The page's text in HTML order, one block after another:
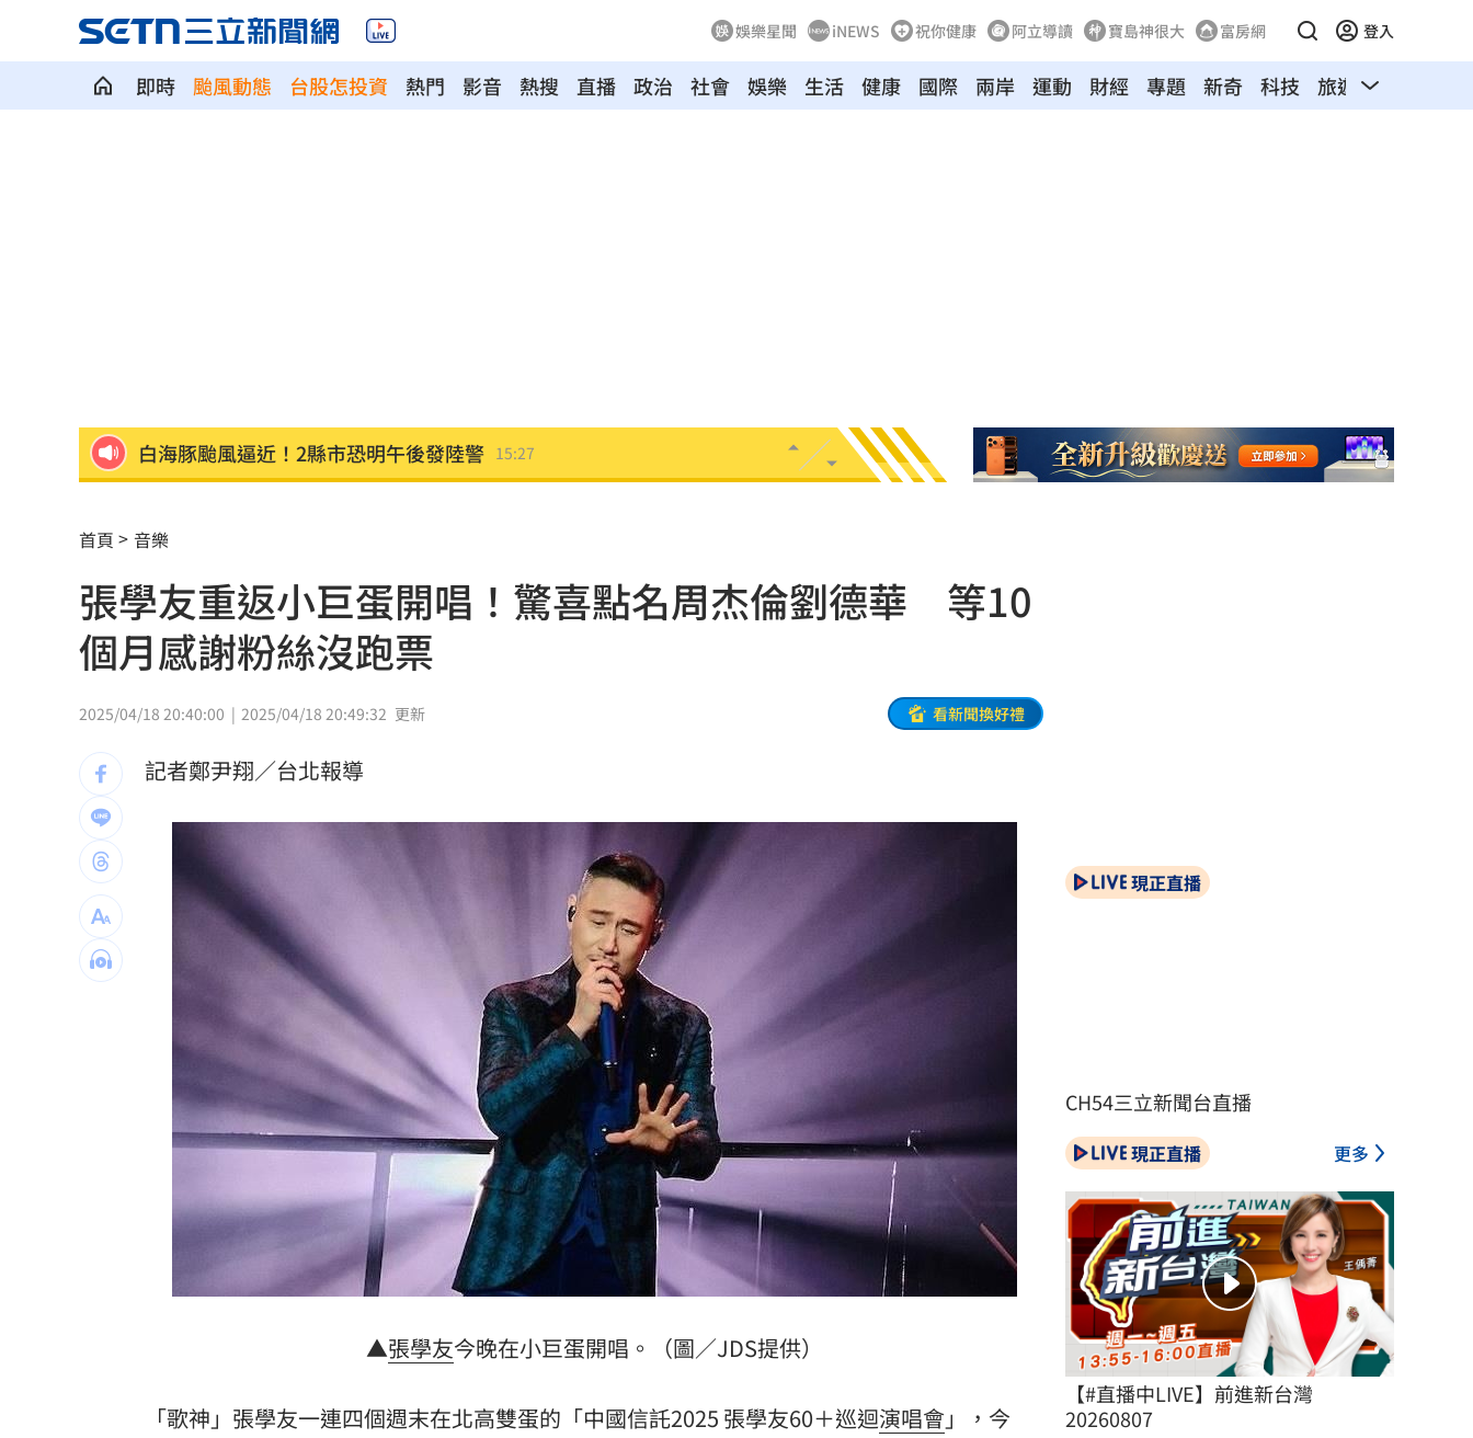
娛樂星聞 iNEWS 祝你健康 阿立導讀 寶島神很大 富房網 登入
即時 颱風動態 台股怎投資 熱門 影音 熱搜 直播 政治 社會 娛樂 生活 健康 國際 兩岸 運動 財經 專題 新奇 科技 旅遊 汽車
白海豚颱風逼近！2縣市恐明午後發陸警 15:27
怕哪天消失了蕭敬騰拒聽方大同神曲1年！
新作破3千萬觀看 知名網紅揭血淚內幕 15:24
北市府無預警稽查夏莉絲 負責人竟在場等
買疫苗被騙10.6億！慈濟多年未報案原因曝
雙十衝離島！機票「這天」開搶 攻略快看
吳沛憶：面對中傷造謠 陳時中都不出惡言 15:16
台玻夫人喪子首發聲 曝2因素揭離世真相
統一獅邀日本女星松川星 到場當開球嘉賓 15:16
橘貓「阿咪」失蹤138日！飼主懸賞20萬元 15:14
停車格內卡電線桿 駕駛抱怨：停不進去 15:14
新／被動元件股的他！下午5點開重訊 15:13
兆基案檢調6路搜索！約談前董座2高層到案 15:11
台灣彩券開獎直播中 20:31
LIVE三立+24小時直播 15:27
商場戰國來臨 台中「頂奢大道」逐漸成形 12:00
台彩父親節推新刮刮樂千萬頭獎超「爸」氣 12:00
首頁 音樂
張學友重返小巨蛋開唱！驚喜點名周杰倫劉德華 等10
個月感謝粉絲沒跑票
2025/04/18 20:40:00 2025/04/18 20:49:32 更新 看新聞換好禮
記者鄭尹翔／台北報導
▲張學友今晚在小巨蛋開唱。（圖／JDS提供）
「歌神」張學友一連四個週末在北高雙蛋的「中國信託2025 張學友60＋巡迴演唱會」，今
現正直播
CH54三立新聞台直播
現正直播 更多
【#直播中LIVE】前進新台灣
20260807